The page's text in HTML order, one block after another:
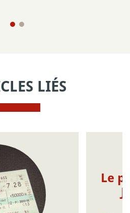
LIÉS
Le